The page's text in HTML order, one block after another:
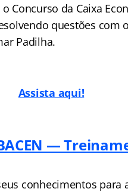
Concurso da Caixa
questões com o
Padilha.
Assista aqui!
—
conhecimentos para